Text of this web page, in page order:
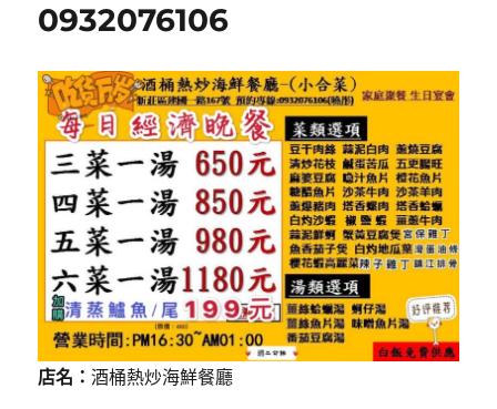
0932076106
店名：酒桶熱炒海鮮餐廳